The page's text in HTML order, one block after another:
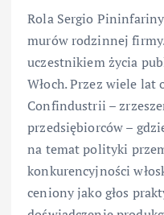
Rola Sergio
murów rodzinnej
uczestnikiem życia
Włoch. Przez wiele lat
Confindustrii –
przedsiębiorców –
na temat polityki
konkurencyjności
ceniony jako głos